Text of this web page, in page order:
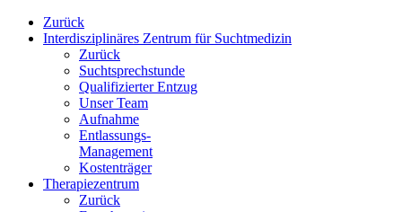
Zurück
Interdisziplinäres Zentrum für Suchtmedizin
Zurück
Suchtsprechstunde
Qualifizierter Entzug
Unser Team
Aufnahme
Entlassungs-
Management
Kostenträger
Therapiezentrum
Zurück